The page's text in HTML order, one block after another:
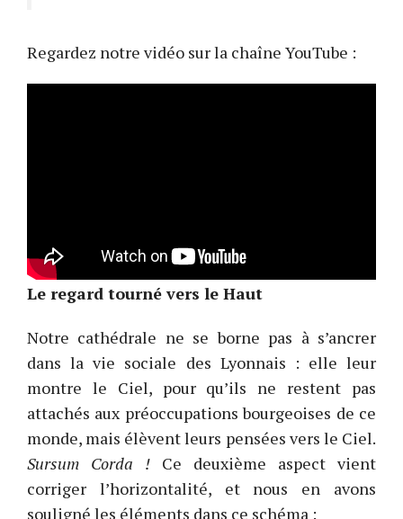
Regardez notre vidéo sur la chaîne YouTube :
Le regard tourné vers le Haut
Notre cathédrale ne se borne pas à s’ancrer
dans la vie sociale des Lyonnais : elle leur
montre le Ciel, pour qu’ils ne restent pas
attachés aux préoccupations bourgeoises de ce
monde, mais élèvent leurs pensées vers le Ciel.
Sursum Corda ! Ce deuxième aspect vient
corriger l’horizontalité, et nous en avons
souligné les éléments dans ce schéma :